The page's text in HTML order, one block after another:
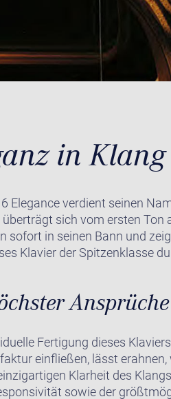
in
Elegance verdient seinen
sich vom ersten Ton
sofort in seinen Bann und
Klavier der Spitzenklasse
Ansprüche
Fertigung dieses
einfließen, lässt
Klarheit des
sowie der